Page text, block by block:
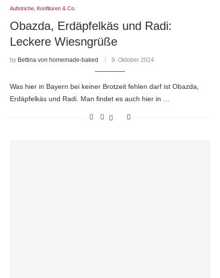
Aufstriche, Konfitüren & Co.
Obazda, Erdäpfelkäs und Radi:
Leckere Wiesngrüße
by Bettina von homemade-baked 9. Oktober 2024
Was hier in Bayern bei keiner Brotzeit fehlen darf ist Obazda,
Erdäpfelkäs und Radi. Man findet es auch hier in …